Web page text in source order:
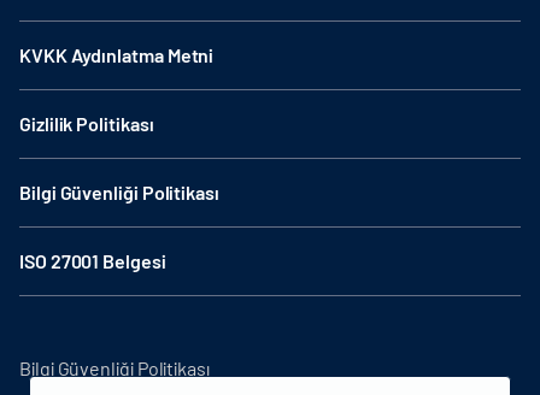
KVKK Aydınlatma Metni
Gizlilik Politikası
Bilgi Güvenliği Politikası
ISO 27001 Belgesi
Bilgi Güvenliği Politikası